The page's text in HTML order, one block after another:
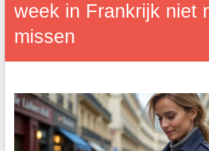
week in Frankrijk niet
missen